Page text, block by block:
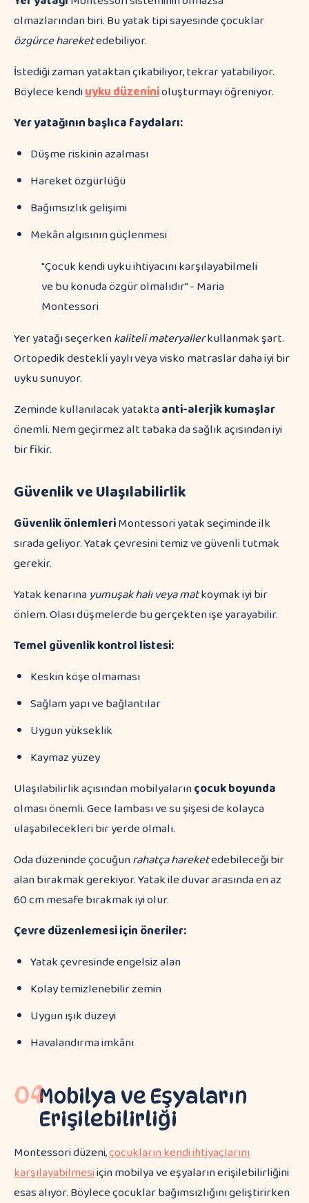
olmazlarından biri. Bu yatak tipi sayesinde çocuklar
özgürce hareketedebiliyor.
İstediği zaman yataktan çıkabiliyor, tekrar yatabiliyor.
Böylece kendiuyku düzeninioluşturmayı öğreniyor.
Yer yatağının başlıca faydaları:
Düşme riskinin azalması
Hareket özgürlüğü
Bağımsızlık gelişimi
Mekân algısının güçlenmesi
"Çocuk kendi uyku ihtiyacını karşılayabilmeli
ve bu konuda özgür olmalıdır" - Maria
Montessori
Yer yatağı seçerkenkaliteli materyallerkullanmak şart.
Ortopedik destekli yaylı veya visko matraslar daha iyi bir
uyku sunuyor.
Zeminde kullanılacak yataktaanti-alerjik kumaşlar
önemli. Nem geçirmez alt tabaka da sağlık açısından iyi
bir fikir.
Güvenlik ve Ulaşılabilirlik
Güvenlik önlemleriMontessori yatak seçiminde ilk
sırada geliyor. Yatak çevresini temiz ve güvenli tutmak
gerekir.
Yatak kenarınayumuşak halı veya matkoymak iyi bir
önlem. Olası düşmelerde bu gerçekten işe yarayabilir.
Temel güvenlik kontrol listesi:
Keskin köşe olmaması
Sağlam yapı ve bağlantılar
Uygun yükseklik
Kaymaz yüzey
Ulaşılabilirlik açısından mobilyalarınçocuk boyunda
olması önemli. Gece lambası ve su şişesi de kolayca
ulaşabilecekleri bir yerde olmalı.
Oda düzeninde çocuğunrahatça hareketedebileceği bir
alan bırakmak gerekiyor. Yatak ile duvar arasında en az
60 cm mesafe bırakmak iyi olur.
Çevre düzenlemesi için öneriler:
Yatak çevresinde engelsiz alan
Kolay temizlenebilir zemin
Uygun ışık düzeyi
Havalandırma imkânı
04Mobilya ve Eşyaların
Erişilebilirliği
Montessori düzeni,çocukların kendi ihtiyaçlarını
karşılayabilmesiiçin mobilya ve eşyaların erişilebilirliğini
esas alıyor. Böylece çocuklar bağımsızlığını geliştirirken